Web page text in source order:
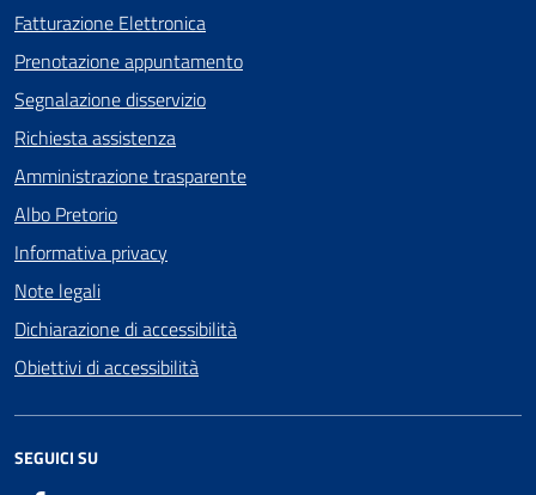
Fatturazione Elettronica
Prenotazione appuntamento
Segnalazione disservizio
Richiesta assistenza
Amministrazione trasparente
Albo Pretorio
Informativa privacy
Note legali
Dichiarazione di accessibilità
Obiettivi di accessibilità
SEGUICI SU